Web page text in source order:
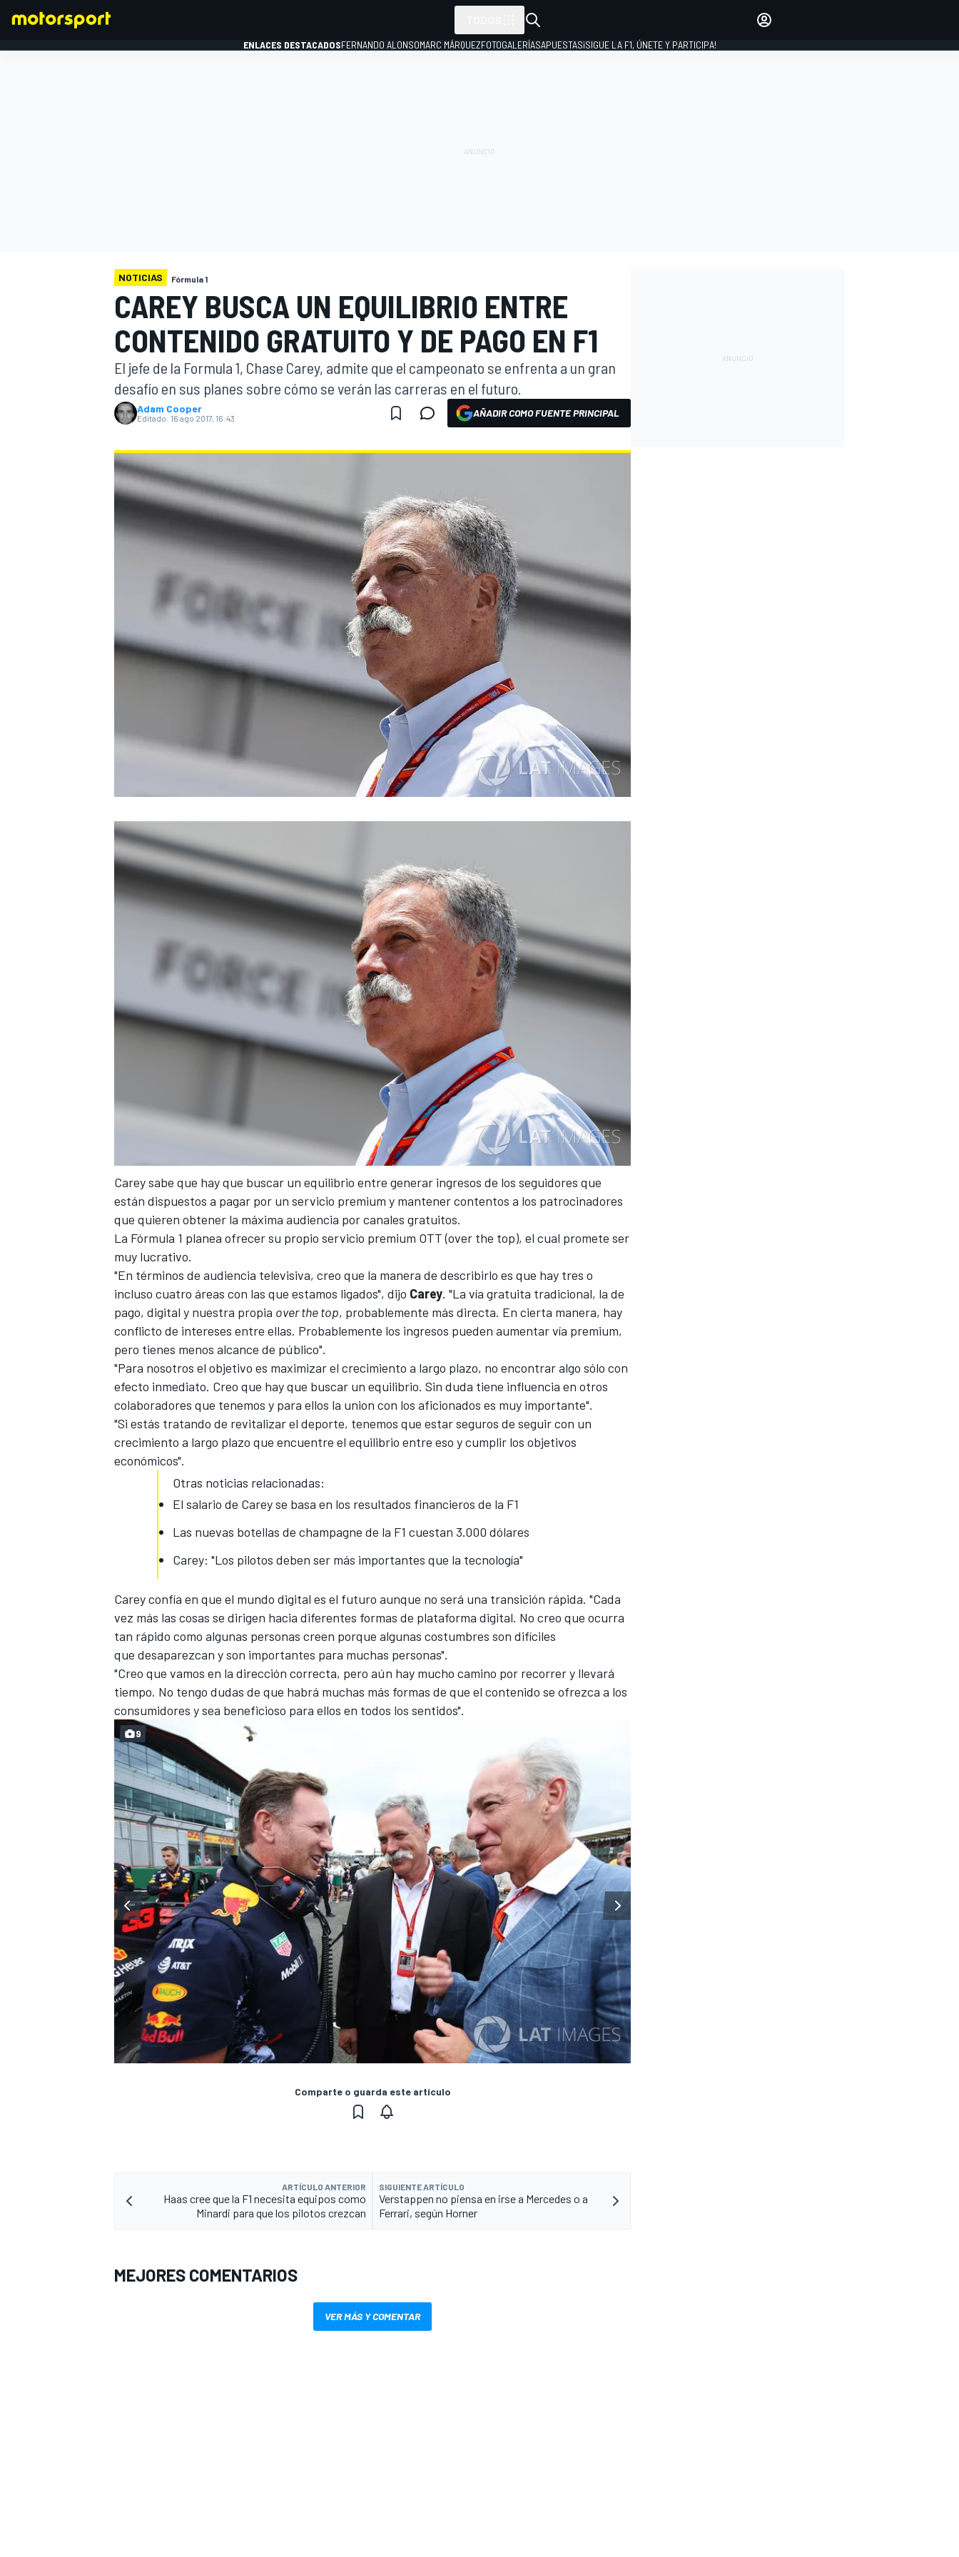
FÓRMULA E
MÁS CATEGORÍAS
ENLACES DESTACADOSFERNANDO ALONSOMARC MÁRQUEZFOTOGALERÍASAPUESTAS¡SIGUE LA F1, ÚNETE Y PARTICIPA!
NOTICIAS Fórmula 1
CAREY BUSCA UN EQUILIBRIO ENTRE
CONTENIDO GRATUITO Y DE PAGO EN F1
El jefe de la Formula 1, Chase Carey, admite que el campeonato se enfrenta a un gran
desafío en sus planes sobre cómo se verán las carreras en el futuro.
Adam Cooper
Editado: 16 ago 2017, 16:43 AÑADIR COMO FUENTE PRINCIPAL
Carey sabe que hay que buscar un equilibrio entre generar ingresos de los seguidores que
están dispuestos a pagar por un servicio premium y mantener contentos a los patrocinadores
que quieren obtener la máxima audiencia por canales gratuitos.
La Fórmula 1 planea ofrecer su propio servicio premium OTT (over the top), el cual promete ser
muy lucrativo.
"En términos de audiencia televisiva, creo que la manera de describirlo es que hay tres o
incluso cuatro áreas con las que estamos ligados", dijo Carey. "La vía gratuita tradicional, la de
pago, digital y nuestra propia over the top, probablemente más directa. En cierta manera, hay
conflicto de intereses entre ellas. Probablemente los ingresos pueden aumentar vía premium,
pero tienes menos alcance de público".
"Para nosotros el objetivo es maximizar el crecimiento a largo plazo, no encontrar algo sólo con
efecto inmediato. Creo que hay que buscar un equilibrio. Sin duda tiene influencia en otros
colaboradores que tenemos y para ellos la union con los aficionados es muy importante".
"Si estás tratando de revitalizar el deporte, tenemos que estar seguros de seguir con un
crecimiento a largo plazo que encuentre el equilibrio entre eso y cumplir los objetivos
económicos".
Otras noticias relacionadas:
El salario de Carey se basa en los resultados financieros de la F1
Las nuevas botellas de champagne de la F1 cuestan 3.000 dólares
Carey: "Los pilotos deben ser más importantes que la tecnología"
Carey confía en que el mundo digital es el futuro aunque no será una transición rápida. "Cada
vez más las cosas se dirigen hacia diferentes formas de plataforma digital. No creo que ocurra
tan rápido como algunas personas creen porque algunas costumbres son difíciles
que desaparezcan y son importantes para muchas personas".
"Creo que vamos en la dirección correcta, pero aún hay mucho camino por recorrer y llevará
tiempo. No tengo dudas de que habrá muchas más formas de que el contenido se ofrezca a los
consumidores y sea beneficioso para ellos en todos los sentidos".
9
Comparte o guarda este artículo
ARTÍCULO ANTERIOR
Haas cree que la F1 necesita equipos como
Minardi para que los pilotos crezcan
SIGUIENTE ARTÍCULO
Verstappen no piensa en irse a Mercedes o a
Ferrari, según Horner
MEJORES COMENTARIOS
VER MÁS Y COMENTAR